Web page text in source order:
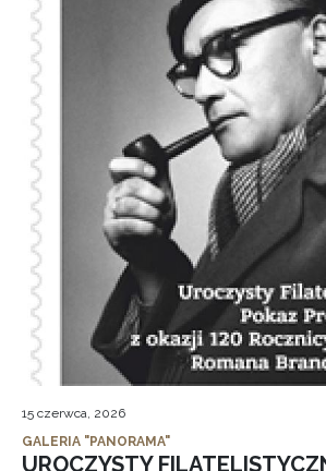
15 czerwca, 2026
GALERIA "PANORAMA"
UROCZYSTY